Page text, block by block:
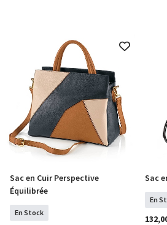
COMMANDER
Sac en Cuir Perspective
Équilibrée
En Stock
Sac
En